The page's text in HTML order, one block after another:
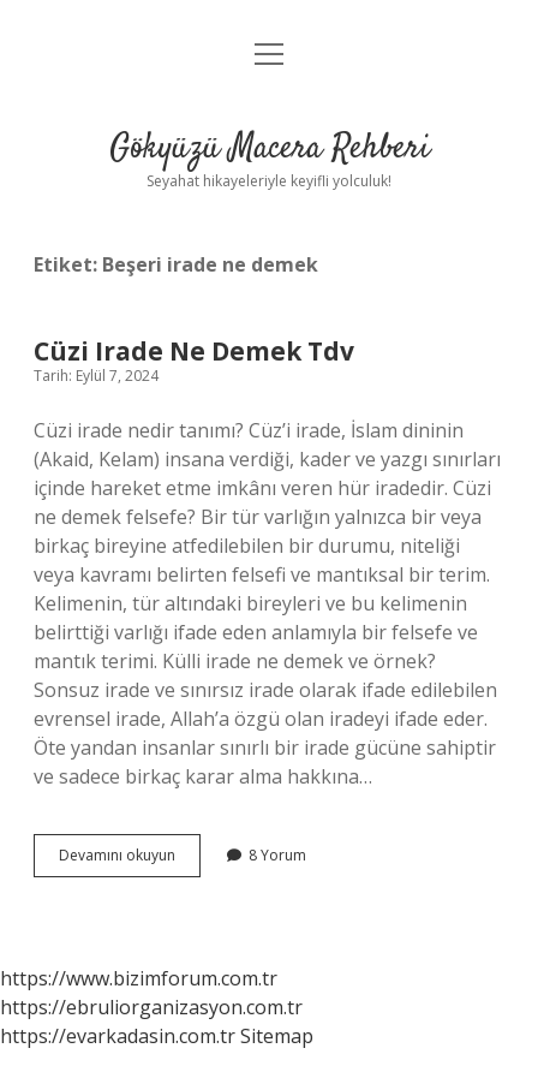
Anasayfa
Yasal Uyarı
menüyü
Gökyüzü Macera Rehberi
Seyahat hikayeleriyle keyifli yolculuk!
Etiket: Beşeri irade ne demek
Cüzi Irade Ne Demek Tdv
Tarih: Eylül 7, 2024
Cüzi irade nedir tanımı? Cüz’i irade, İslam dininin
(Akaid, Kelam) insana verdiği, kader ve yazgı sınırları
içinde hareket etme imkânı veren hür iradedir. Cüzi
ne demek felsefe? Bir tür varlığın yalnızca bir veya
birkaç bireyine atfedilebilen bir durumu, niteliği
veya kavramı belirten felsefi ve mantıksal bir terim.
Kelimenin, tür altındaki bireyleri ve bu kelimenin
belirttiği varlığı ifade eden anlamıyla bir felsefe ve
mantık terimi. Külli irade ne demek ve örnek?
Sonsuz irade ve sınırsız irade olarak ifade edilebilen
evrensel irade, Allah’a özgü olan iradeyi ifade eder.
Öte yandan insanlar sınırlı bir irade gücüne sahiptir
ve sadece birkaç karar alma hakkına…
Devamını okuyun
Irade
8 Yorum
https://www.bizimforum.com.tr
https://ebruliorganizasyon.com.tr
https://evarkadasin.com.trSitemap